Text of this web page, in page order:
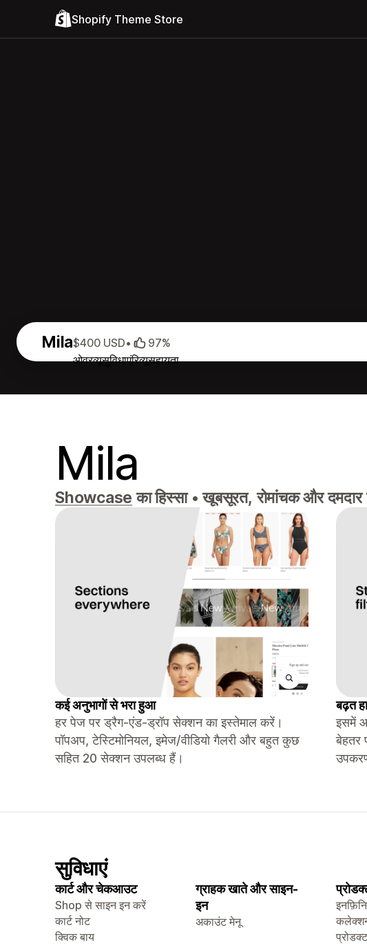
Shopify Theme Store
Mila
ओवरव्यूसुविधाएंरिव्यूसहायता
$400 USD• 97%
Mila
Showcase का हिस्सा • खूबसूरत, रोमांचक और दमदार
कई अनुभागों से भरा हुआ
हर पेज पर ड्रैग-एंड-ड्रॉप सेक्शन का इस्तेमाल करें।
पॉपअप, टेस्टिमोनियल, इमेज/वीडियो गैलरी और बहुत कुछ
सहित 20 सेक्शन उपलब्ध हैं।
बढ़त
इसमें
बेहतर
सुविधाएं
कार्ट और चेकआउट
Shop से साइन इन करें
कार्ट नोट
क्विक बाय
ग्राहक खाते और साइन-
इन
अकाउंट मेनू